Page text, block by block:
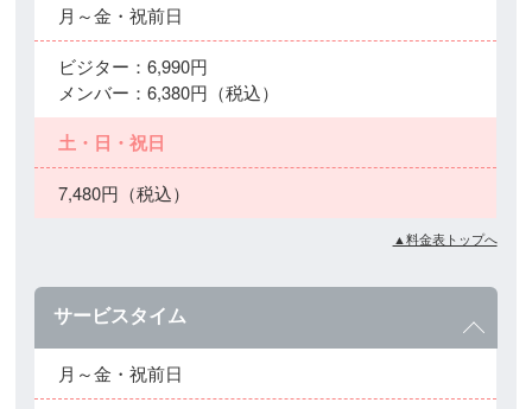
月～金・祝前日
ビジター：6,990円
メンバー：6,380円（税込）
土・日・祝日
7,480円（税込）
▲料金表トップへ
サービスタイム
月～金・祝前日